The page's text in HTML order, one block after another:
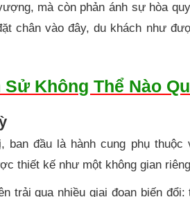
mà còn phản ánh sự hòa
chân vào đây, du khách như
Không Thể Nào
đầu là hành cung phụ
thiết kế như một không gian
trải qua nhiều giai đoạn biến